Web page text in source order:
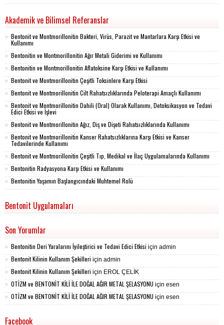
Akademik ve Bilimsel Referanslar
Bentonit ve Montmorillonitin Bakteri, Virüs, Parazit ve Mantarlara Karşı Etkisi ve
Kullanımı
Bentonitin ve Montmorillonitin Ağır Metali Giderimi ve Kullanımı
Bentonitin ve Montmorillonitin Aflatoksine Karşı Etkisi ve Kullanımı
Bentonit ve Montmorillonitin Çeşitli Toksinlere Karşı Etkisi
Bentonit ve Montmorillonitin Cilt Rahatsızlıklarında Peloterapi Amaçlı Kullanımı
Bentonit ve Montmorillonitin Dahili (Oral) Olarak Kullanımı, Detoksikasyon ve Tedavi
Edici Etkisi ve İşlevi
Bentonit ve Montmorillonitin Ağız, Diş ve Dişeti Rahatsızlıklarında Kullanımı
Bentonit ve Montmorillonitin Kanser Rahatsızlıklarına Karşı Etkisi ve Kanser
Tedavilerinde Kullanımı
Bentonit ve Montmorillonitin Çeşitli Tıp, Medikal ve İlaç Uygulamalarında Kullanımı
Bentonitin Radyasyona Karşı Etkisi ve Kullanımı
Bentonitin Yaşamın Başlangıcındaki Muhtemel Rolü
Bentonit Uygulamaları
Son Yorumlar
Bentonitin Deri Yaralarını İyileştirici ve Tedavi Edici Etkisi için admin
Bentonit Kilinin Kullanım Şekilleri için admin
Bentonit Kilinin Kullanım Şekilleri için EROL ÇELİK
OTİZM ve BENTONİT KİLİ İLE DOĞAL AĞIR METAL ŞELASYONU için esen
OTİZM ve BENTONİT KİLİ İLE DOĞAL AĞIR METAL ŞELASYONU için esen
Facebook